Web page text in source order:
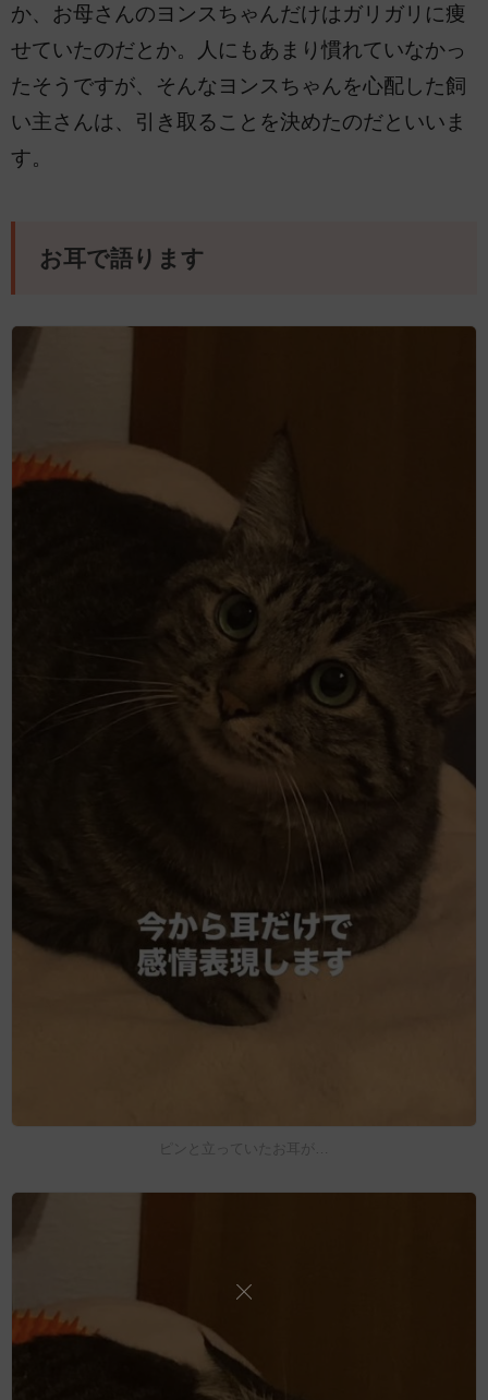
か、お母さんのヨンスちゃんだけはガリガリに痩
せていたのだとか。人にもあまり慣れていなかっ
たそうですが、そんなヨンスちゃんを心配した飼
い主さんは、引き取ることを決めたのだといいま
す。
お耳で語ります
ピンと立っていたお耳が…